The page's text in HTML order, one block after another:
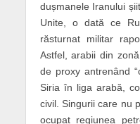
dușmanele Iranului
Unite, o dată ce
răsturnat militar
Astfel, arabii din
de proxy antrenând
Siria în liga arabă,
civil. Singurii care nu
ocupat regiunea